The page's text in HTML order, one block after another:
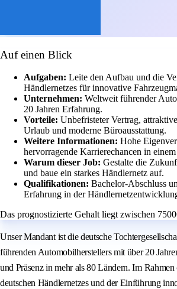
Auf einen Blick
Aufgaben: Leite den Aufbau und die
Händlernetzes für innovative
Unternehmen: Weltweit führender
20 Jahren Erfahrung.
Vorteile: Unbefristeter Vertrag,
Urlaub und moderne Büroausstattung.
Weitere Informationen: Hohe
hervorragende Karrierechancen in
Warum dieser Job: Gestalte die
und baue ein starkes Händlernetz auf.
Qualifikationen: Bachelor-Abschluss
Erfahrung in der
Das prognostizierte Gehalt liegt zwischen
Unser Mandant ist die deutsche
führenden Automobilherstellers mit über 20
und Präsenz in mehr als 80 Ländern. Im Rahmen
deutschen Händlernetzes und der Einführung